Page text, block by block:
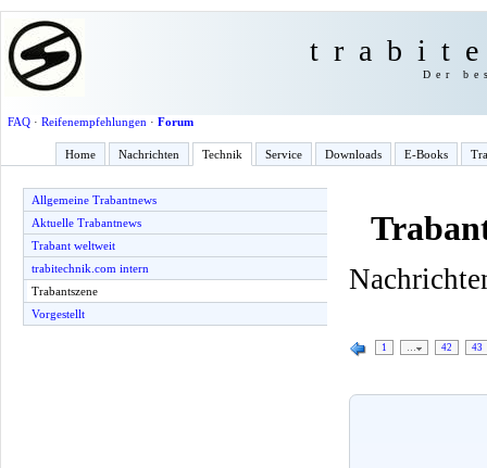
Der
FAQ· Reifenempfehlungen · Forum
Home Nachrichten Technik Service Downloads E-Books
Allgemeine Trabantnews
Aktuelle Trabantnews
Trabant weltweit
trabitechnik.com intern
Trabantszene
Vorgestellt
1 42 43